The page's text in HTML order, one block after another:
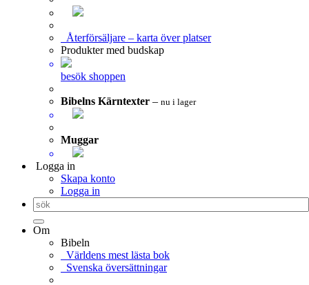
Återförsäljare – karta över platser
Produkter med budskap
besök shoppen
Bibelns Kärntexter – nu i lager
Muggar
Logga in
Skapa konto
Logga in
Om
Bibeln
Världens mest lästa bok
Svenska översättningar